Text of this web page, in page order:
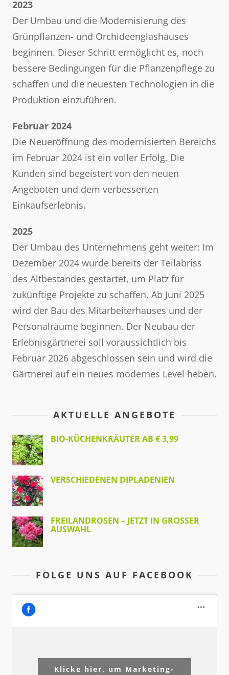
2023
Der Umbau und die Modernisierung des
Grünpflanzen- und Orchideenglashauses
beginnen. Dieser Schritt ermöglicht es, noch
bessere Bedingungen für die Pflanzenpflege zu
schaffen und die neuesten Technologien in die
Produktion einzuführen.
Februar 2024
Die Neueröffnung des modernisierten Bereichs
im Februar 2024 ist ein voller Erfolg. Die
Kunden sind begeistert von den neuen
Angeboten und dem verbesserten
Einkaufserlebnis.
2025
Der Umbau des Unternehmens geht weiter: Im
Dezember 2024 wurde bereits der Teilabriss
des Altbestandes gestartet, um Platz für
zukünftige Projekte zu schaffen. Ab Juni 2025
wird der Bau des Mitarbeiterhauses und der
Personalräume beginnen. Der Neubau der
Erlebnisgärtnerei soll voraussichtlich bis
Februar 2026 abgeschlossen sein und wird die
Gärtnerei auf ein neues modernes Level heben.
AKTUELLE ANGEBOTE
BIO-KÜCHENKRÄUTER AB € 3,99
VERSCHIEDENEN DIPLADENIEN
FREILANDROSEN – JETZT IN GROSSER A
USWAHL
FOLGE UNS AUF FACEBOOK
Klicke hier, um Marketing-